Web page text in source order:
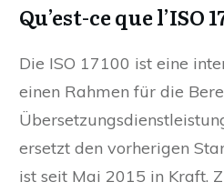
Qu’est-ce que l’ISO
Die ISO 17100 ist eine
einen Rahmen für die
ersetzt den vorherigen
ist seit Mai 2015 in Kraft.